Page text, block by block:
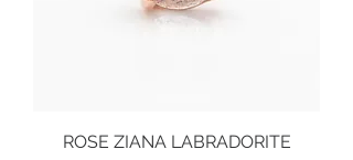
ROSE ZIANA LABRADORITE